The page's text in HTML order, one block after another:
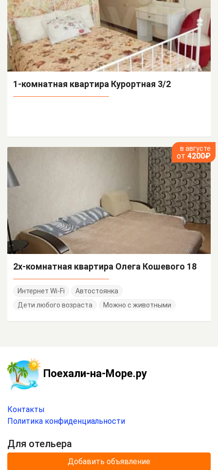
1-комнатная квартира Курортная 3/2
в августе
от 4200₽
2х-комнатная квартира Олега Кошевого 18
Интернет Wi-Fi
Автостоянка
Дети любого возраста
Можно с животными
Поехали-на-Море.ру
Контакты
Политика конфиденциальности
Для отельера
Добавить объявление